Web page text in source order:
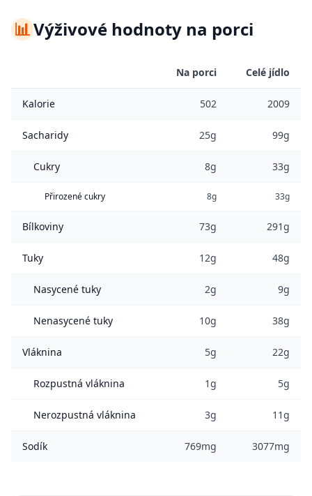
📊Výživové hodnoty na porci
Na porci Celé jídlo
Kalorie 502 2009
Sacharidy 25g 99g
Cukry 8g 33g
Přirozené cukry 8g 33g
Bílkoviny 73g 291g
Tuky 12g 48g
Nasycené tuky 2g 9g
Nenasycené tuky 10g 38g
Vláknina 5g 22g
Rozpustná vláknina 1g 5g
Nerozpustná vláknina 3g 11g
Sodík 769mg 3077mg